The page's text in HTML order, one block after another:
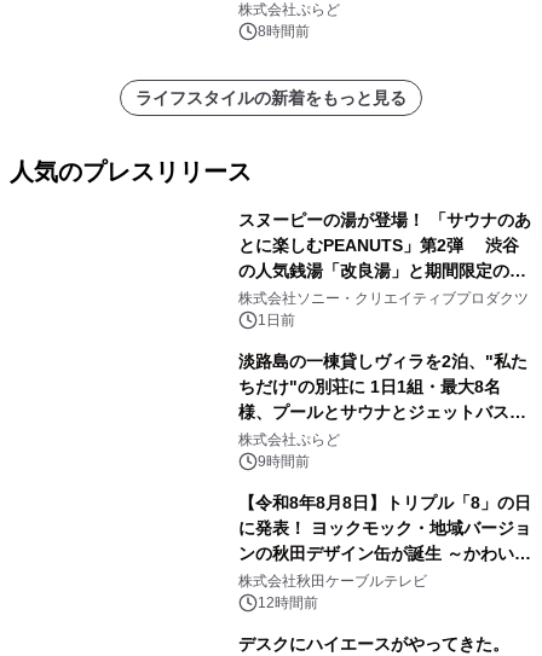
株式会社ぷらど
8時間前
ライフスタイルの新着をもっと見る
人気のプレスリリース
スヌーピーの湯が登場！ 「サウナのあ
とに楽しむPEANUTS」第2弾 渋谷
の人気銭湯「改良湯」と期間限定のコ
ラボレーション サウナイキタイコラ
ボグッズも発売決定！
株式会社ソニー・クリエイティブプロダクツ
1日前
淡路島の一棟貸しヴィラを2泊、"私た
ちだけ"の別荘に 1日1組・最大8名
様、プールとサウナとジェットバス付
きで Villa Mon Temps AWAJIの連泊
素泊りプラン
株式会社ぷらど
9時間前
【令和8年8月8日】トリプル「8」の日
に発表！ ヨックモック・地域バージョ
ンの秋田デザイン缶が誕生 ～かわいい
秋田犬の子犬と秋田の四季と名所を巡
るパッケージ～ 9月1日(火)秋田県内で
株式会社秋田ケーブルテレビ
12時間前
デスクにハイエースがやってきた。